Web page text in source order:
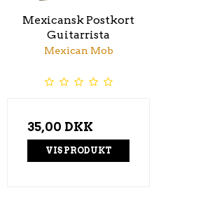
Mexicansk Postkort
Guitarrista
Mexican Mob
35,00 DKK
VIS PRODUKT